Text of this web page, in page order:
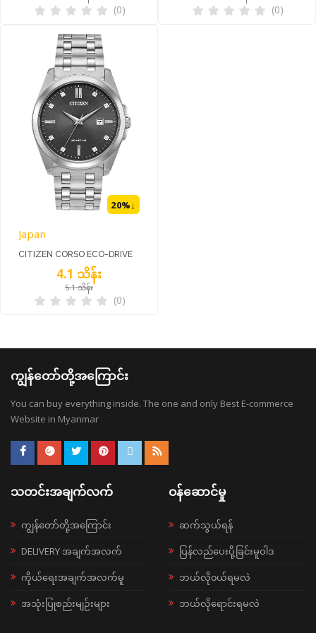
(0) (0)
20%↓
Japan
CITIZEN CORSO ECO-DRIVE
BM7100-59H4.1 သိန်း
5.1 သိန်း
(0)
ကျွန်တော်တို့အကြောင်း
You can buy everything inside. The one and only Best E-commerce
Website in Myanmar
သတင်းအချက်လက်
ကျွန်တော်တို့အကြောင်း
DELIVERY အချက်အလက်
ကိုယ်ရေးအချက်အလက်မူ
အသုံးပြုစည်းမျဉ်းများ
ဝန်ဆောင်မှု
ဆက်သွယ်ရန်
ပြန်လည်ပေးပို့ခြင်းမူဝါဒ
ဘယ်လို၀ယ်ရမလဲ
ဘယ်လိုရောင်းရမလဲ